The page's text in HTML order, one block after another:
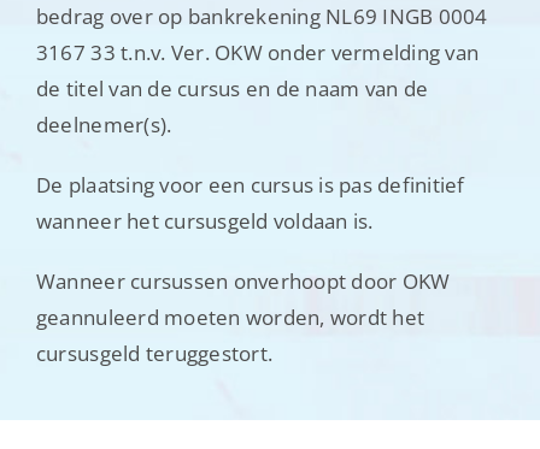
bedrag over op bankrekening NL69 INGB 0004
3167 33 t.n.v. Ver. OKW onder vermelding van
de titel van de cursus en de naam van de
deelnemer(s).
De plaatsing voor een cursus is pas definitief
wanneer het cursusgeld voldaan is.
Wanneer cursussen onverhoopt door OKW
geannuleerd moeten worden, wordt het
cursusgeld teruggestort.